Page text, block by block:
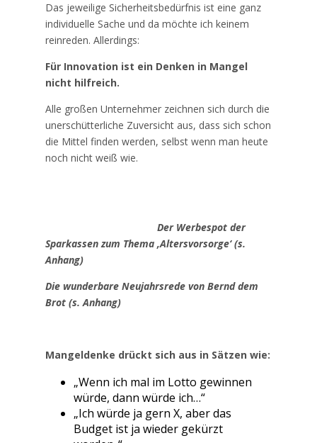
Das jeweilige Sicherheitsbedürfnis ist eine ganz
individuelle Sache und da möchte ich keinem
reinreden. Allerdings:
Für Innovation ist ein Denken in Mangel
nicht hilfreich.
Alle großen Unternehmer zeichnen sich durch die
unerschütterliche Zuversicht aus, dass sich schon
die Mittel finden werden, selbst wenn man heute
noch nicht weiß wie.
Der Werbespot der
Sparkassen zum Thema ‚Altersvorsorge‘ (s.
Anhang)
Die wunderbare Neujahrsrede von Bernd dem
Brot (s. Anhang)
Mangeldenke drückt sich aus in Sätzen wie:
„Wenn ich mal im Lotto gewinnen
würde, dann würde ich…“
„Ich würde ja gern X, aber das
Budget ist ja wieder gekürzt